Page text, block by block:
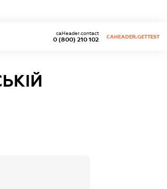
0 (800) 210 102
caHeader.contact
CAHEADER.GETTEST